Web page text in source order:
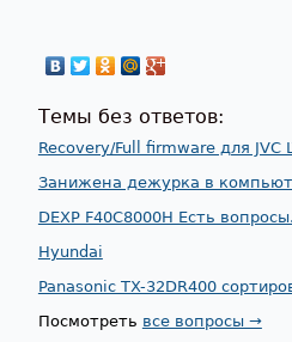
Темы без ответов:
Recovery/Full firmware для JVC
Занижена дежурка в
DEXP F40C8000H Есть вопросы.
Hyundai
Panasonic TX-32DR400
Посмотреть все вопросы →